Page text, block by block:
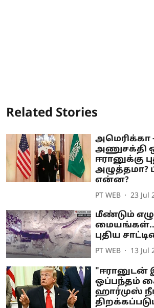
Related Stories
அமெரிக்கா -
அணுசக்தி
ஈரானுக்கு
என்ன?
PT WEB 23 Jul
மீண்டும்
மையங்கள்..
புதிய
PT WEB 13 Jul
"ஈரானுடன்
ஒப்பந்தம்
ஹார்முஸ்